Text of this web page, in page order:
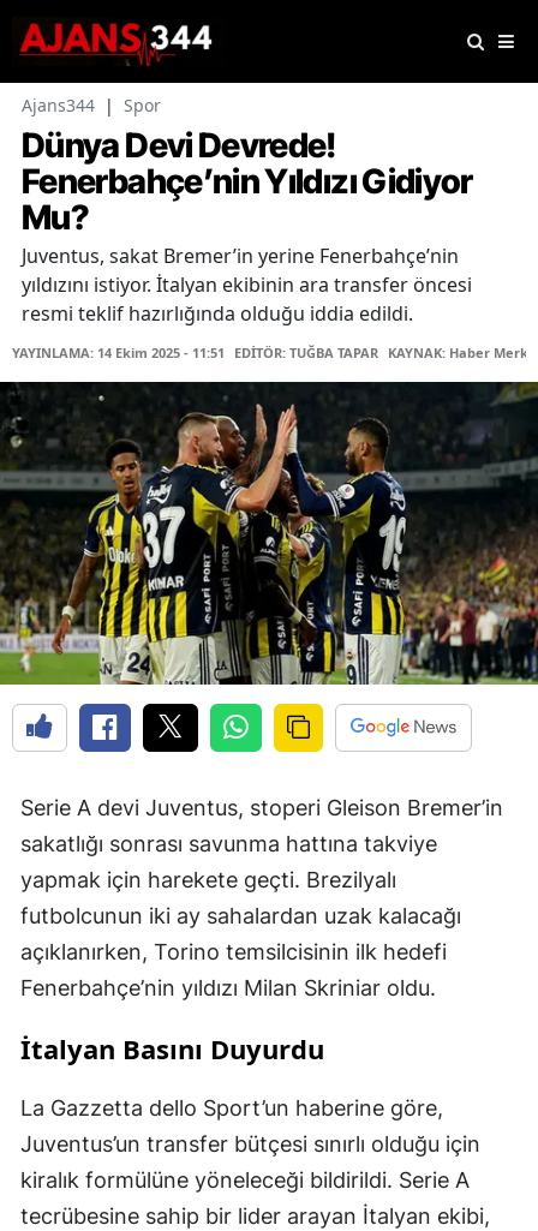
Ajans344 | Spor
Dünya Devi Devrede!
Fenerbahçe’nin Yıldızı Gidiyor
Mu?
Juventus, sakat Bremer’in yerine Fenerbahçe’nin
yıldızını istiyor. İtalyan ekibinin ara transfer öncesi
resmi teklif hazırlığında olduğu iddia edildi.
YAYINLAMA: 14 Ekim 2025 - 11:51 EDİTÖR: TUĞBA TAPAR KAYNAK: Haber
Serie A devi Juventus, stoperi Gleison Bremer’in
sakatlığı sonrası savunma hattına takviye
yapmak için harekete geçti. Brezilyalı
futbolcunun iki ay sahalardan uzak kalacağı
açıklanırken, Torino temsilcisinin ilk hedefi
Fenerbahçe’nin yıldızı Milan Skriniar oldu.
İtalyan Basını Duyurdu
La Gazzetta dello Sport’un haberine göre,
Juventus’un transfer bütçesi sınırlı olduğu için
kiralık formülüne yöneleceği bildirildi. Serie A
tecrübesine sahip bir lider arayan İtalyan ekibi,